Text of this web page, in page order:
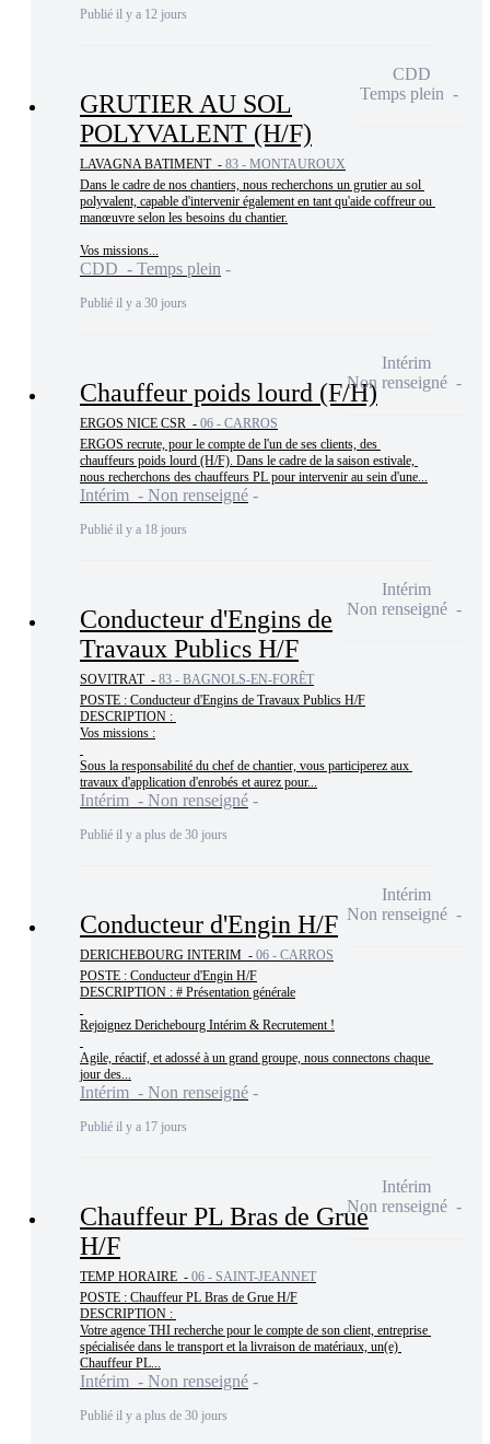
Publié il y a 12 jours
GRUTIER AU SOL
POLYVALENT (H/F)
LAVAGNA BATIMENT - 83 - MONTAUROUX
Dans le cadre de nos chantiers, nous recherchons un grutier au sol
polyvalent, capable d'intervenir également en tant qu'aide coffreur ou
manœuvre selon les besoins du chantier.
Vos missions...
CDD - Temps plein
Publié il y a 30 jours
CDD
Temps plein
Chauffeur poids lourd (F/H)
ERGOS NICE CSR - 06 - CARROS
ERGOS recrute, pour le compte de l'un de ses clients, des
chauffeurs poids lourd (H/F). Dans le cadre de la saison estivale,
nous recherchons des chauffeurs PL pour intervenir au sein d'une...
Intérim - Non renseigné
Publié il y a 18 jours
Intérim
Non renseigné
Conducteur d'Engins de
Travaux Publics H/F
SOVITRAT - 83 - BAGNOLS-EN-FORÊT
POSTE : Conducteur d'Engins de Travaux Publics H/F
DESCRIPTION :
Vos missions :
Sous la responsabilité du chef de chantier, vous participerez aux
travaux d'application d'enrobés et aurez pour...
Intérim - Non renseigné
Publié il y a plus de 30 jours
Intérim
Non renseigné
Conducteur d'Engin H/F
DERICHEBOURG INTERIM - 06 - CARROS
POSTE : Conducteur d'Engin H/F
DESCRIPTION : # Présentation générale
Rejoignez Derichebourg Intérim & Recrutement !
Agile, réactif, et adossé à un grand groupe, nous connectons chaque
jour des...
Intérim - Non renseigné
Publié il y a 17 jours
Intérim
Non renseigné
Chauffeur PL Bras de Grue
H/F
TEMP HORAIRE - 06 - SAINT-JEANNET
POSTE : Chauffeur PL Bras de Grue H/F
DESCRIPTION :
Votre agence THI recherche pour le compte de son client, entreprise
spécialisée dans le transport et la livraison de matériaux, un(e)
Chauffeur PL...
Intérim - Non renseigné
Publié il y a plus de 30 jours
Intérim
Non renseigné